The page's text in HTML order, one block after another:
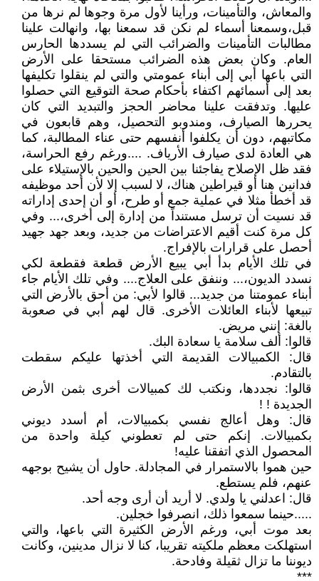
والمعاش، والتأمينات، ورأينا لأول مرة وجوها لم نرها من
قبل،وسمعنا أسماء لم نكن قد سمعنا بها، وانهالت علينا
مطالبات التأمينات والضرائب التي لم يسددها الحارس
العام. وكان بعض هذه الضرائب مستحقا على الأرض
التي باعها أبي إلى أبناء عمومتي والتي لم ينقلوا تكليفها
بعد إلى أسمائهم اكتفاء بأحكام صحة التوقيع التي حصلوا
عليها. وتدفقت علينا محاضر الحجز والتبديد التي كان
يحررها الصيارف، ومندوبو التحصيل، وهم قابعون في
مكاتبهم، دون أن يكلفوا أنفسهم حتى عناء المطالبة، كما
هي العادة لدى صيارف الأرياف. ....ورغم رفع الحراسة،
فقد ظل الإصلاح يفاجئنا بين الحين والحين بالإستيلاء على
فدانين هنا أو قيراطين هناك، لا لسبب إلا لأن أحد موظيفه
قد أخطأ مثلا في عملية جمع أو طرح، أو أن إحدى إداراته
قد نسيت أن ترسل مستنداً من إدارة إلى أخرى،... وفي
كل مرة كنت أقيم الاعتراضات من جديد، وبعد جهد جهيد
أحصل على قرارات بالإفراج.
في تلك الأيام بدأ أبي يبيع الأرض قطعة فقطعة لكي
نسدد الديون،... وننفق على العلاج.... وفي تلك الأيام جاء
أبناء عمومتنا من جديد... قالوا لأبي: من أحق بالأرض التي
تبيعها لأبناء العائلات الأخرى. قال لهم أبي في صعوبة
بالغة: إنني مريض.
قالوا: ألف سلامة يا سعادة البك.
قال: الكمبيالات القديمة التي أخذتها عليكم سقطت
بالتقادم.
قالوا: نجددها، ونكتب لك كمبيالات أخرى بثمن الأرض
الجديدة ! !
قال: وهل أعالج نفسي بكمبيالات، أم أسدد ديوني
بكمبيالات. إنكم حتى لم تعطوني كيلة واحدة من
المحصول الذي اتفقنا عليه!
حين هموا بالاستمرار في المجادلة. حاول أن يشيح بوجهه
عنهم، فلم يستطع.
قال: اعدلني يا ولدي. لا أريد أن أرى وجه أحد.
.....حينما سمعوا ذلك، انصرفوا خجلين.
بعد موت أبي، ورغم الأرض الكثيرة التي باعها، والتي
استهلكت معظم ملكيته تقريبا، كنا لا نزال مدينين، وكانت
ديوننا ما تزال ثقيلة وفادحة.
***